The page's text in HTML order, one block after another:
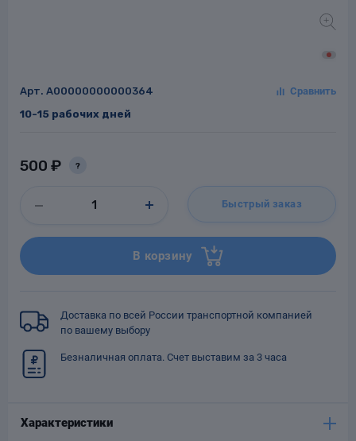
Арт. A00000000000364
10-15 рабочих дней
500 ₽ ?
Быстрый заказ
В корзину
Доставка по всей России транспортной компанией
по вашему выбору
Безналичная оплата. Счет выставим за 3 часа
Характеристики
стальные
Фильтры для